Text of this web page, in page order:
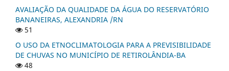
AVALIAÇÃO DA QUALIDADE DA ÁGUA DO RESERVATÓRIO
BANANEIRAS, ALEXANDRIA /RN
51
O USO DA ETNOCLIMATOLOGIA PARA A PREVISIBILIDADE
DE CHUVAS NO MUNICÍPIO DE RETIROLÂNDIA-BA
48